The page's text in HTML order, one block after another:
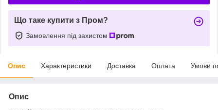
Що таке купити з Пром?
Замовлення під захистом
Опис Характеристики Доставка Оплата Умови
Опис